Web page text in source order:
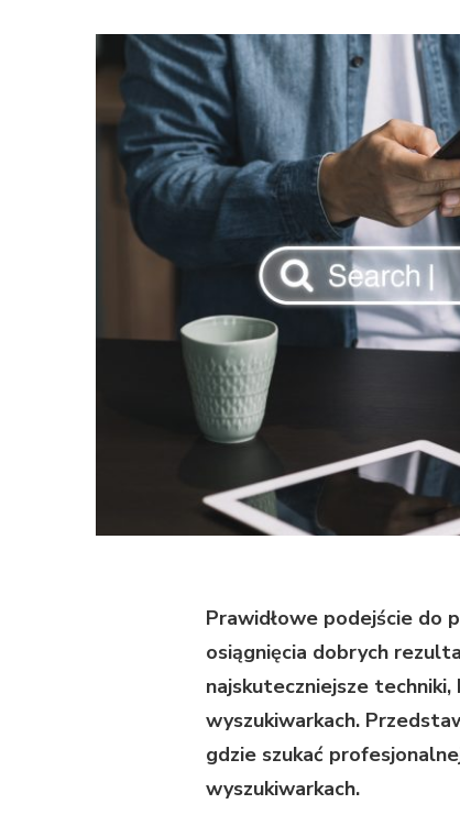
Prawidłowe podejście do
osiągnięcia dobrych
najskuteczniejsze
wyszukiwarkach.
gdzie szukać
wyszukiwarkach.